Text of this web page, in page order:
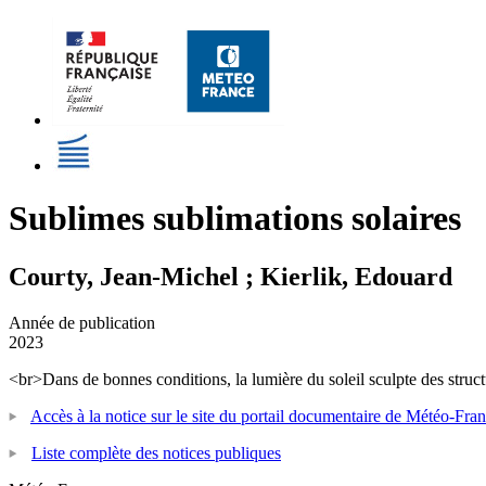
Sublimes sublimations solaires
Courty, Jean-Michel ; Kierlik, Edouard
Année de publication
2023
<br>Dans de bonnes conditions, la lumière du soleil sculpte des
Accès à la notice sur le site du portail documentaire de Météo-
Liste complète des notices publiques